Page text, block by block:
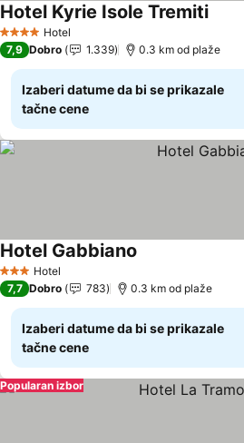
4 ZvezdiceHotel
Hotel Kyrie Isole Tremiti
7,9 Dobro 1.339 0.3 km od plaže
Izaberi datume da bi se prikazale
tačne cene
3 Zvezdice
Hotel
Hotel Gabbiano
7,7 Dobro 783 0.3 km od plaže
Izaberi datume da bi se prikazale
tačne cene
Popularan izbor